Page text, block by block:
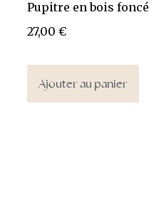
Pupitre en bois foncé
27,00 €
Ajouter au panier